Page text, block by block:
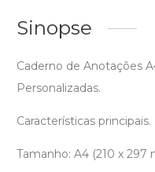
Sinopse
Caderno de Anotações
Personalizadas.
Características principais.
Tamanho: A4 (210 x 297